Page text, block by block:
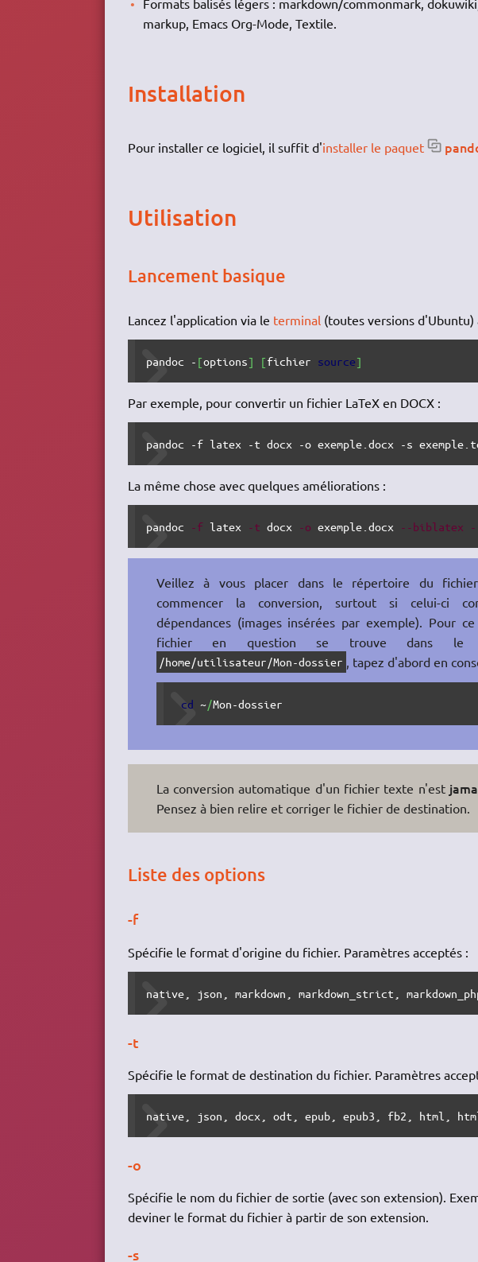
markup, Emacs Org-Mode, Textile.
Installation
Pour installer ce logiciel, il suffit d'installer le paquet
Utilisation
Lancement basique
Lancez l'application via le terminal (toutes versions d'Ubuntu)
pandoc - [options] [fichier source]
Par exemple, pour convertir un fichier LaTeX en DOCX :
pandoc -f latex -t docx -o exemple.docx -s
La même chose avec quelques améliorations :
pandoc -f latex -t docx -o exemple.docx --biblatex
Veillez à vous placer dans le répertoire du
commencer la conversion, surtout si celui-ci
dépendances (images insérées par exemple). Pour
fichier en question se trouve dans le
/home/utilisateur/Mon-dossier , tapez d'abord en
cd ~/Mon-dossier
La conversion automatique d'un fichier texte n'est
Pensez à bien relire et corriger le fichier de destination.
Liste des options
-f
Spécifie le format d'origine du fichier. Paramètres acceptés :
native, json, markdown, markdown_strict,
-t
Spécifie le format de destination du fichier. Paramètres
native, json, docx, odt, epub, epub3, fb2, html,
-o
Spécifie le nom du fichier de sortie (avec son extension).
deviner le format du fichier à partir de son extension.
-s